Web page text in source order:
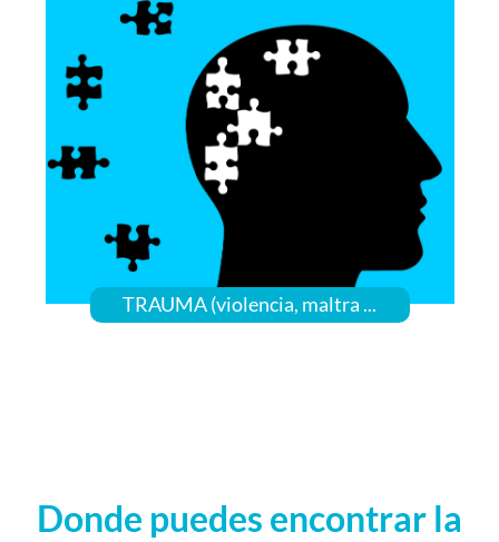
TRAUMA (violencia, maltra ...
Donde puedes encontrar la